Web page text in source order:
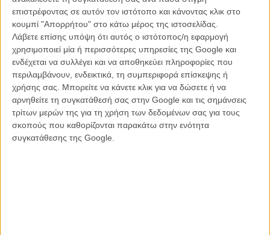
επιστρέφοντας σε αυτόν τον ιστότοπο και κάνοντας κλικ στο
κουμπί "Απορρήτου" στο κάτω μέρος της ιστοσελίδας.
Λάβετε επίσης υπόψη ότι αυτός ο ιστότοπος/η εφαρμογή
χρησιμοποιεί μία ή περισσότερες υπηρεσίες της Google και
ενδέχεται να συλλέγει και να αποθηκεύει πληροφορίες που
περιλαμβάνουν, ενδεικτικά, τη συμπεριφορά επίσκεψης ή
χρήσης σας. Μπορείτε να κάνετε κλικ για να δώσετε ή να
αρνηθείτε τη συγκατάθεσή σας στην Google και τις σημάνσεις
τρίτων μερών της για τη χρήση των δεδομένων σας για τους
σκοπούς που καθορίζονται παρακάτω στην ενότητα
συγκατάθεσης της Google.
τρία χρόνια χωρίς μια δόση από το υπέροχα πικρό και ακαταμάχητο
σινεμά του.